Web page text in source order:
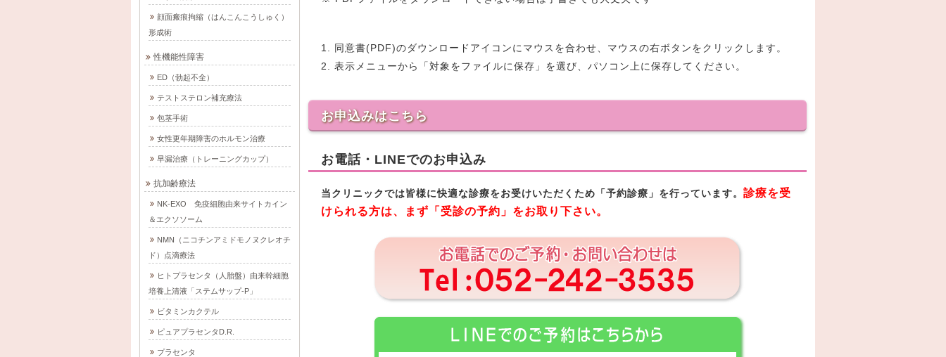
1. 同意書(PDF)のダウンロードアイコンにマウスを合わせ、マウスの右ボタンをクリックします。
2. 表示メニューから「対象をファイルに保存」を選び、パソコン上に保存してください。
お申込みはこちら
お電話・LINEでのお申込み
当クリニックでは皆様に快適な診療をお受けいただくため「予約診療」を行っています。 診療を受
けられる方は、まず「受診の予約」をお取り下さい。
顔面瘢痕拘縮（はんこんこうしゅく）
形成術
性機能性障害
ED（勃起不全）
テストステロン補充療法
包茎手術
女性更年期障害のホルモン治療
早漏治療（トレーニングカップ）
抗加齢療法
NK-EXO 免疫細胞由来サイトカイン
＆エクソソーム
NMN（ニコチンアミドモノヌクレオチ
ド）点滴療法
ヒトプラセンタ（人胎盤）由来幹細胞
培養上清液「ステムサップ-P」
ビタミンカクテル
ピュアプラセンタD.R.
プラセンタ